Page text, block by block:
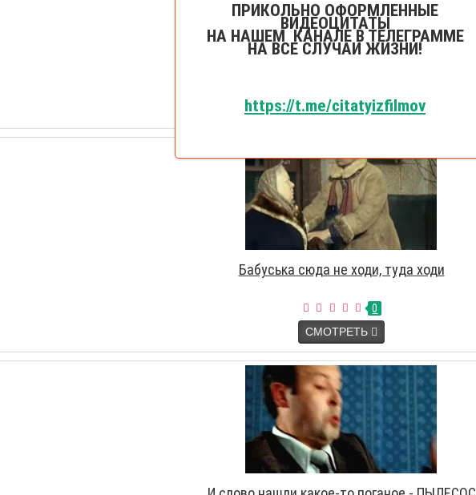
Ба, придется ему полы драить
СМОТРЕТЬ
Бабуська сюда не ходи, туда ходи
0
СМОТРЕТЬ
ПРИКОЛЬНО ОФОРМЛЕННЫЕ
ВИДЕОЦИТАТЫ
НА НАШЕМ КАНАЛЕ В ТЕЛЕГРАММЕ
НА ВСЕ СЛУЧАИ ЖИЗНИ!
https://t.me/citatyizfilmov